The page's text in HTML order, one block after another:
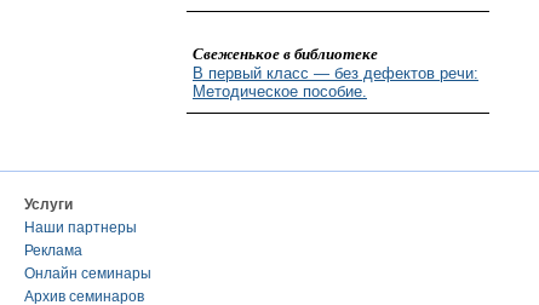
Свеженькое в библиотеке
В первый класс — без дефектов речи:
Методическое пособие.
Услуги
Наши партнеры
Реклама
Онлайн семинары
Архив семинаров